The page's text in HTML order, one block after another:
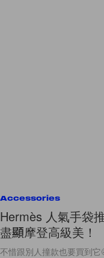
Accessories
Hermès 人氣手袋
盡顯摩登高級美！
不惜跟別人撞款也要買到它